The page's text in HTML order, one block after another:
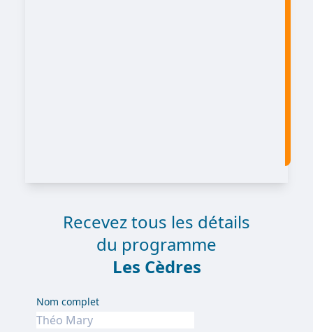
Recevez tous les détails
du programme
Les Cèdres
Nom complet